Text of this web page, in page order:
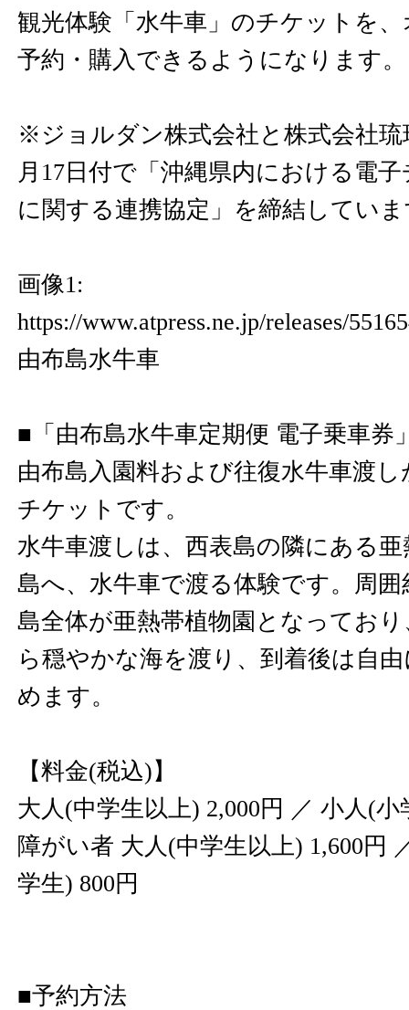
観光体験「水牛車」のチケットを
予約・購入できるようになります。
※ジョルダン株式会社と株式会社琉
月17日付で「沖縄県内における電
に関する連携協定」を締結してい
画像1:
https://www.atpress.ne.jp/releases/
由布島水牛車
■「由布島水牛車定期便 電子乗車券
由布島入園料および往復水牛車渡
チケットです。
水牛車渡しは、西表島の隣にある
島へ、水牛車で渡る体験です。周
島全体が亜熱帯植物園となってお
ら穏やかな海を渡り、到着後は自
めます。
【料金(税込)】
大人(中学生以上) 2,000円 ／ 小人(小
障がい者 大人(中学生以上) 1,600円
学生) 800円
■予約方法